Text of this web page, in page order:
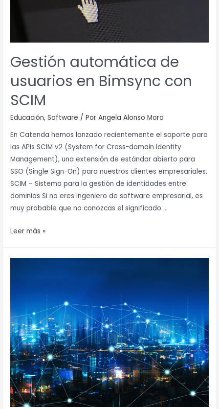
Gestión automática de
usuarios en Bimsync con
SCIM
Educación,Software / PorAngela Alonso Moro
En Catenda hemos lanzado recientemente el soporte para
las APIs SCIM v2 (System for Cross-domain Identity
Management), una extensión de estándar abierto para
SSO (Single Sign-On) para nuestros clientes empresariales.
SCIM – Sistema para la gestión de identidades entre
dominios Si no eres ingeniero de software empresarial, es
muy probable que no conozcas el significado …
Leer más »
Común
de
Datos
(CDE)?